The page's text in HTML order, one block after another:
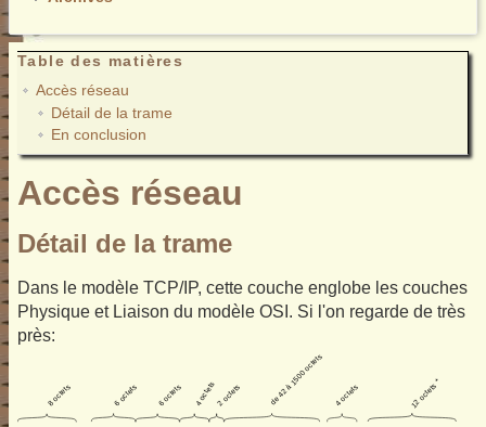
Table des matières
Accès réseau
Détail de la trame
En conclusion
Accès réseau
Détail de la trame
Dans le modèle TCP/IP, cette couche englobe les couches
Physique et Liaison du modèle OSI. Si l'on regarde de très
près: